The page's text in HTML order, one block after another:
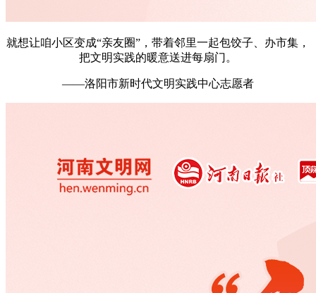
就想让咱小区变成“亲友圈”，带着邻里一起包饺子、办市集，
把文明实践的暖意送进每扇门。
——洛阳市新时代文明实践中心志愿者